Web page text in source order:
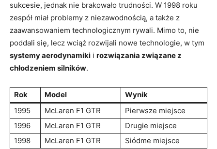
sukcesie, jednak nie brakowało trudności. W 1998 roku
zespół miał problemy z niezawodnością, a także z
zaawansowaniem technologicznym rywali. Mimo to, nie
poddali się, lecz wciąż rozwijali nowe technologie, w tym
systemy aerodynamiki i rozwiązania związane z
chłodzeniem silników.
Rok Model
Wynik
1995
McLaren F1 GTR
Pierwsze miejsce
1996
McLaren F1 GTR
Drugie miejsce
1998
McLaren F1 GTR Siódme miejsce